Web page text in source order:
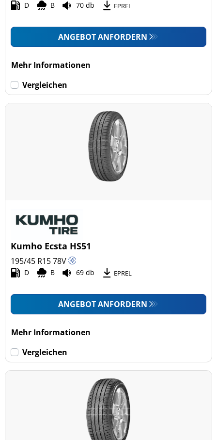
D B 70 db EPREL
ANGEBOT ANFORDERN
Mehr Informationen
Vergleichen
Kumho Ecsta HS51
195/45 R1578V
D B 69 db EPREL
ANGEBOT ANFORDERN
Mehr Informationen
Vergleichen